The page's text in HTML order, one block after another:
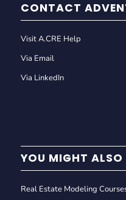
CONTACT
Visit A.CRE Help
Via Email
Via LinkedIn
YOU MIGHT ALSO
Real Estate Modeling